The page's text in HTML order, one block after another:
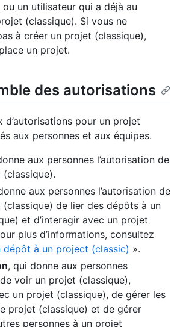
un utilisateur qui a déjà au
(classique). Si vous ne
à créer un projet (classique),
un projet.
des autorisations
d’autorisations pour un projet
aux personnes et aux équipes.
aux personnes l’autorisation de
aux personnes l’autorisation de
de lier des dépôts à un
et d’interagir avec un projet
plus d’informations, consultez
dépôt à un project (classic) ».
, qui donne aux personnes
voir un projet (classique),
un projet (classique), de gérer les
projet (classique) et de gérer
personnes à un projet